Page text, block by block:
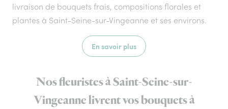
livraison de bouquets frais, compositions florales et
plantes à Saint-Seine-sur-Vingeanne et ses environs.
En savoir plus
Nos fleuristes à Saint-Seine-sur-
Vingeanne livrent vos bouquets à